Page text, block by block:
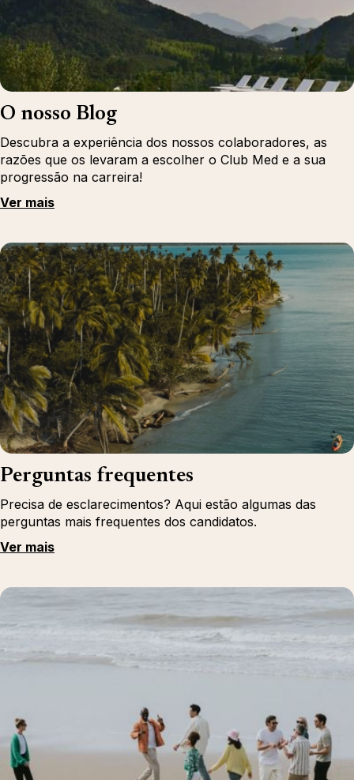
O nosso Blog
Descubra a experiência dos nossos colaboradores, as
razões que os levaram a escolher o Club Med e a sua
progressão na carreira!
Ver mais
Perguntas frequentes
Precisa de esclarecimentos? Aqui estão algumas das
perguntas mais frequentes dos candidatos.
Ver mais